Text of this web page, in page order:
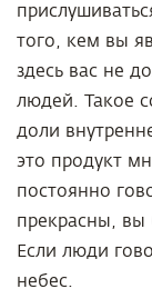
того, кем вы
здесь вас не
людей. Такое
доли
это продукт
постоянно
прекрасны, вы
Если люди
небес.